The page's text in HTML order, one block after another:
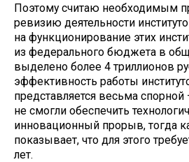
Поэтому считаю необходимым
ревизию деятельности
на функционирование этих
из федерального бюджета в
выделено более 4 триллионов
эффективность работы
представляется весьма спорной
не смогли обеспечить
инновационный прорыв, тогда
показывает, что для этого
лет.